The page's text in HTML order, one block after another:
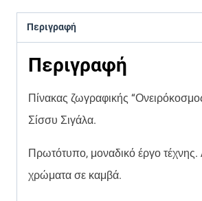
Περιγραφή
Περιγραφή
Πίνακας ζωγραφικής
Σίσσυ Σιγάλα.
Πρωτότυπο, μοναδικό έργο τέχνης.
χρώματα σε καμβά.